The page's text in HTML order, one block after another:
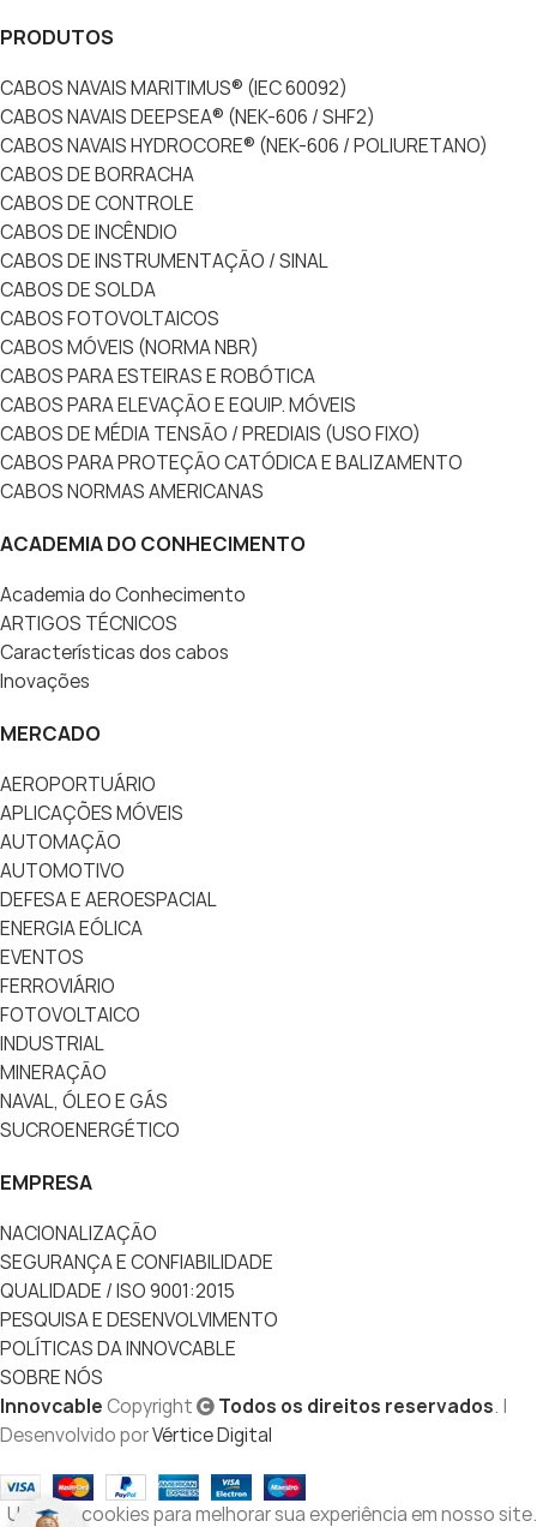
PRODUTOS
CABOS NAVAIS MARITIMUS® (IEC 60092)
CABOS NAVAIS DEEPSEA® (NEK-606 / SHF2)
CABOS NAVAIS HYDROCORE® (NEK-606 / POLIURETANO)
CABOS DE BORRACHA
CABOS DE CONTROLE
CABOS DE INCÊNDIO
CABOS DE INSTRUMENTAÇÃO / SINAL
CABOS DE SOLDA
CABOS FOTOVOLTAICOS
CABOS MÓVEIS (NORMA NBR)
CABOS PARA ESTEIRAS E ROBÓTICA
CABOS PARA ELEVAÇÃO E EQUIP. MÓVEIS
CABOS DE MÉDIA TENSÃO / PREDIAIS (USO FIXO)
CABOS PARA PROTEÇÃO CATÓDICA E BALIZAMENTO
CABOS NORMAS AMERICANAS
ACADEMIA DO CONHECIMENTO
Academia do Conhecimento
ARTIGOS TÉCNICOS
Características dos cabos
Inovações
MERCADO
AEROPORTUÁRIO
APLICAÇÕES MÓVEIS
AUTOMAÇÃO
AUTOMOTIVO
DEFESA E AEROESPACIAL
ENERGIA EÓLICA
EVENTOS
FERROVIÁRIO
FOTOVOLTAICO
INDUSTRIAL
MINERAÇÃO
NAVAL, ÓLEO E GÁS
SUCROENERGÉTICO
EMPRESA
NACIONALIZAÇÃO
SEGURANÇA E CONFIABILIDADE
QUALIDADE / ISO 9001:2015
PESQUISA E DESENVOLVIMENTO
POLÍTICAS DA INNOVCABLE
SOBRE NÓS
InnovcableCopyright Todos os direitos reservados. |
Desenvolvido porVértice Digital
Usamos cookies para melhorar sua experiência em nosso site.